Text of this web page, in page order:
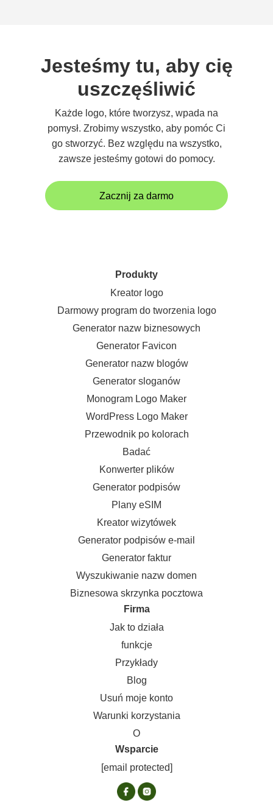
Jesteśmy tu, aby cię
uszczęśliwić
Każde logo, które tworzysz, wpada na
pomysł. Zrobimy wszystko, aby pomóc Ci
go stworzyć. Bez względu na wszystko,
zawsze jesteśmy gotowi do pomocy.
Zacznij za darmo
Produkty
Kreator logo
Darmowy program do tworzenia logo
Generator nazw biznesowych
Generator Favicon
Generator nazw blogów
Generator sloganów
Monogram Logo Maker
WordPress Logo Maker
Przewodnik po kolorach
Badać
Konwerter plików
Generator podpisów
Plany eSIM
Kreator wizytówek
Generator podpisów e-mail
Generator faktur
Wyszukiwanie nazw domen
Biznesowa skrzynka pocztowa
Firma
Jak to działa
funkcje
Przykłady
Blog
Usuń moje konto
Warunki korzystania
O
Wsparcie
[email protected]